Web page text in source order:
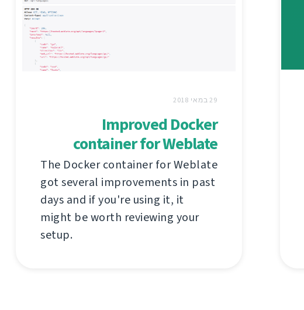
29 במאי 2018
Improved Docker
container for Weblate
The Docker container for Weblate
got several improvements in past
days and if you're using it, it
might be worth reviewing your
setup.